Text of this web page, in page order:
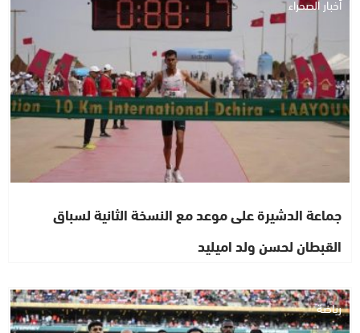
جماعة الدشيرة على موعد مع النسخة الثانية لسباق
القبطان لحسن ولد اميليد
رياضة